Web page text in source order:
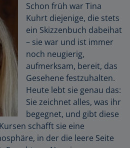
Schon früh war Tina
Kuhrt diejenige, die stets
ein Skizzenbuch dabeihat
– sie war und ist immer
noch neugierig,
aufmerksam, bereit, das
Gesehene festzuhalten.
Heute lebt sie genau das:
Sie zeichnet alles, was ihr
begegnet, und gibt diese
schafft sie eine
in der die leere Seite